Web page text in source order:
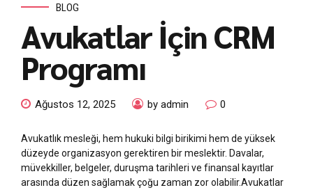
BLOG
Avukatlar İçin CRM
Programı
Ağustos 12, 2025 by admin 0
Avukatlık mesleği, hem hukuki bilgi birikimi hem de yüksek
düzeyde organizasyon gerektiren bir meslektir. Davalar,
müvekkiller, belgeler, duruşma tarihleri ve finansal kayıtlar
arasında düzen sağlamak çoğu zaman zor olabilir.Avukatlar